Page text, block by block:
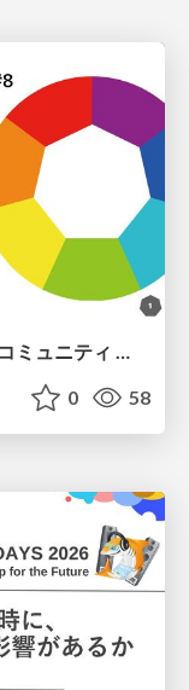
地域のCCoEの拡大を目指す 企業間コミュニティ 「re:light local」について
0 58